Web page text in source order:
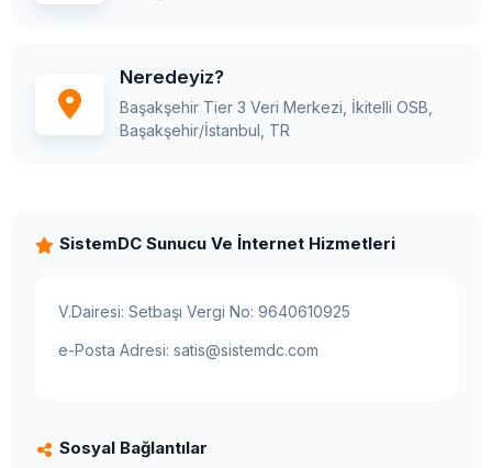
Neredeyiz?
Başakşehir Tier 3 Veri Merkezi, İkitelli OSB,
Başakşehir/İstanbul, TR
SistemDC Sunucu Ve İnternet Hizmetleri
V.Dairesi: Setbaşı Vergi No: 9640610925
e-Posta Adresi: satis@sistemdc.com
Sosyal Bağlantılar